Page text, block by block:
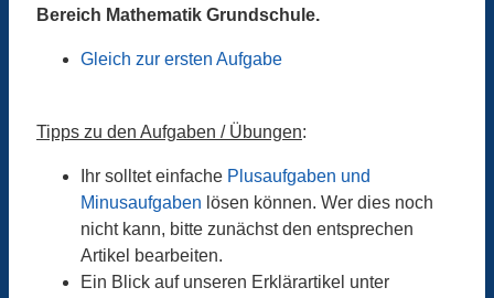
Bereich Mathematik Grundschule.
Gleich zur ersten Aufgabe
Tipps zu den Aufgaben / Übungen:
Ihr solltet einfache Plusaufgaben und
Minusaufgaben lösen können. Wer dies noch
nicht kann, bitte zunächst den entsprechen
Artikel bearbeiten.
Ein Blick auf unseren Erklärartikel unter